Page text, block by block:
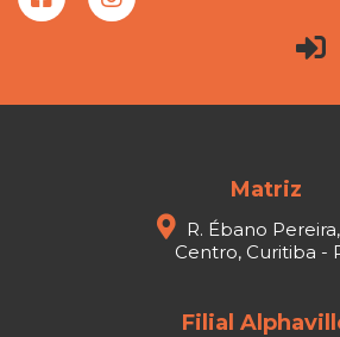
Matriz
R. Ébano
Centro, Curitiba -
Filial